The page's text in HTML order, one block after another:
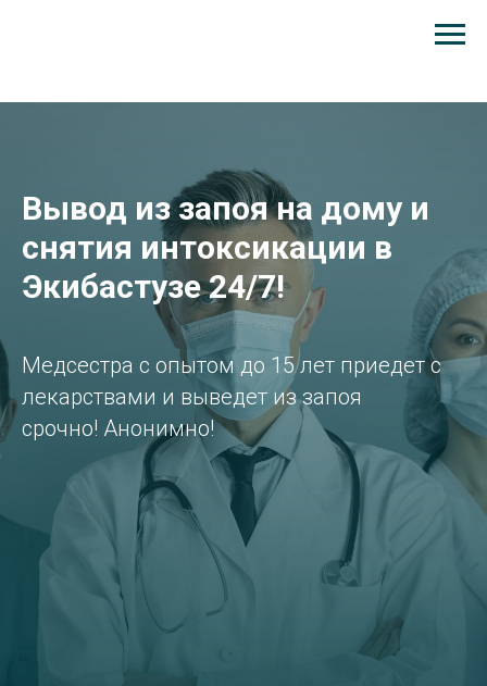
Вывод из запоя на дому и
снятия интоксикации в
Экибастузе 24/7!
Медсестра с опытом до 15 лет приедет с
лекарствами и выведет из запоя
срочно! Анонимно!